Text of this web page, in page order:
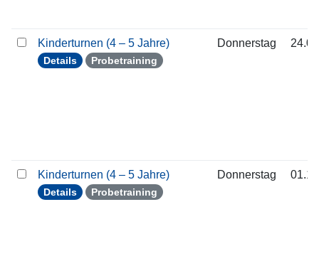
Kinderturnen (4 – 5 Jahre)
Details Probetraining
Donnerstag
Kinderturnen (4 – 5 Jahre)
Details Probetraining
Donnerstag